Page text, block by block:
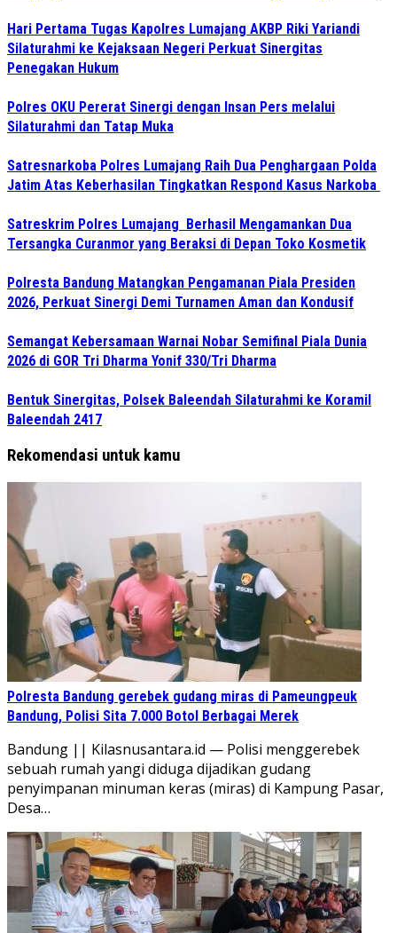
Hari Pertama Tugas Kapolres Lumajang AKBP Riki Yariandi
Silaturahmi ke Kejaksaan Negeri Perkuat Sinergitas
Penegakan Hukum
Polres OKU Pererat Sinergi dengan Insan Pers melalui
Silaturahmi dan Tatap Muka
Satresnarkoba Polres Lumajang Raih Dua Penghargaan Polda
Jatim Atas Keberhasilan Tingkatkan Respond Kasus Narkoba
Satreskrim Polres Lumajang Berhasil Mengamankan Dua
Tersangka Curanmor yang Beraksi di Depan Toko Kosmetik
Polresta Bandung Matangkan Pengamanan Piala Presiden
2026, Perkuat Sinergi Demi Turnamen Aman dan Kondusif
Semangat Kebersamaan Warnai Nobar Semifinal Piala Dunia
2026 di GOR Tri Dharma Yonif 330/Tri Dharma
Bentuk Sinergitas, Polsek Baleendah Silaturahmi ke Koramil
Baleendah 2417
Rekomendasi untuk kamu
Polresta Bandung gerebek gudang miras di Pameungpeuk
Bandung, Polisi Sita 7.000 Botol Berbagai Merek
Bandung || Kilasnusantara.id — Polisi menggerebek
sebuah rumah yangi diduga dijadikan gudang
penyimpanan minuman keras (miras) di Kampung Pasar,
Desa…